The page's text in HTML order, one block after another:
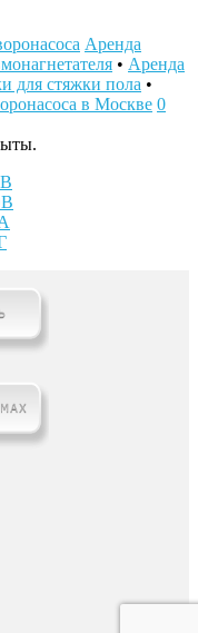
Аренда
• Аренда
для стяжки пола •
в Москве 0